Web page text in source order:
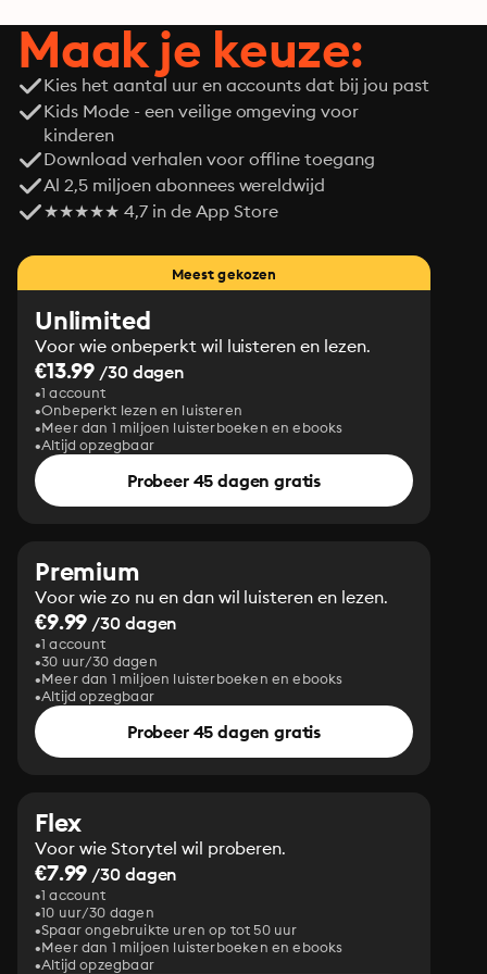
Maak je keuze:
Kies het aantal uur en accounts dat bij jou past
Kids Mode - een veilige omgeving voor
kinderen
Download verhalen voor offline toegang
Al 2,5 miljoen abonnees wereldwijd
★★★★★ 4,7 in de App Store
Meest gekozen
Unlimited
Voor wie onbeperkt wil luisteren en lezen.
€13.99 /30 dagen
1 account
Onbeperkt lezen en luisteren
Meer dan 1 miljoen luisterboeken en ebooks
Altijd opzegbaar
Probeer 45 dagen gratis
Premium
Voor wie zo nu en dan wil luisteren en lezen.
€9.99 /30 dagen
1 account
30 uur/30 dagen
Meer dan 1 miljoen luisterboeken en ebooks
Altijd opzegbaar
Probeer 45 dagen gratis
Flex
Voor wie Storytel wil proberen.
€7.99 /30 dagen
1 account
10 uur/30 dagen
Spaar ongebruikte uren op tot 50 uur
Meer dan 1 miljoen luisterboeken en ebooks
Altijd opzegbaar